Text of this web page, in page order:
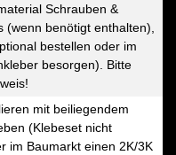
Schrauben &
benötigt enthalten),
bestellen oder im
besorgen). Bitte
mit beiliegendem
(Klebeset nicht
im Baumarkt einen 2K/3K